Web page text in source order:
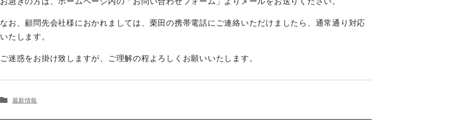
なお、顧問先会社様におかれましては、栗田の携帯電話にご連絡いただけましたら、通常通り対応
いたします。
ご迷惑をお掛け致しますが、ご理解の程よろしくお願いいたします。
最新情報